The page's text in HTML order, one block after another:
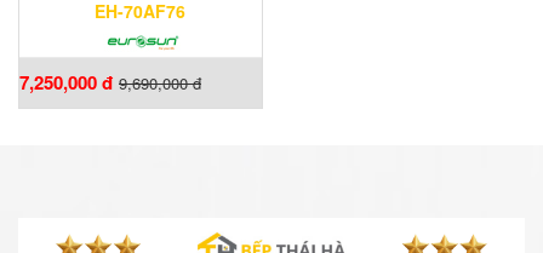
EH-70AF76
7,250,000 đ 9,690,000 đ